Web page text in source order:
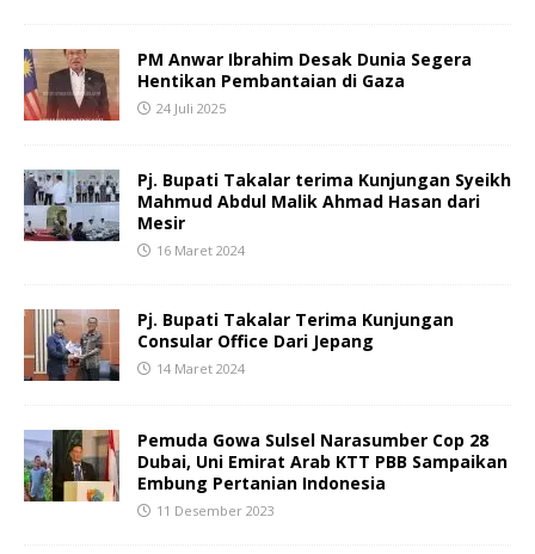
PM Anwar Ibrahim Desak Dunia Segera
Hentikan Pembantaian di Gaza
24 Juli 2025
Pj. Bupati Takalar terima Kunjungan Syeikh
Mahmud Abdul Malik Ahmad Hasan dari
Mesir
16 Maret 2024
Pj. Bupati Takalar Terima Kunjungan
Consular Office Dari Jepang
14 Maret 2024
Pemuda Gowa Sulsel Narasumber Cop 28
Dubai, Uni Emirat Arab KTT PBB Sampaikan
Embung Pertanian Indonesia
11 Desember 2023